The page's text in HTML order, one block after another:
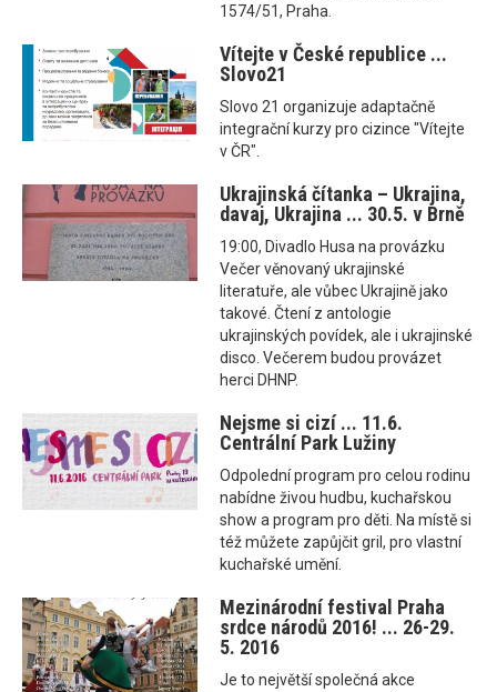
1574/51, Praha.
Vítejte v České republice ...
Slovo21
Slovo 21 organizuje adaptačně
integrační kurzy pro cizince "Vítejte
v ČR".
Ukrajinská čítanka – Ukrajina,
davaj, Ukrajina ... 30.5. v Brně
19:00, Divadlo Husa na provázku
Večer věnovaný ukrajinské
literatuře, ale vůbec Ukrajině jako
takové. Čtení z antologie
ukrajinských povídek, ale i ukrajinské
disco. Večerem budou provázet
herci DHNP.
Nejsme si cizí ... 11.6.
Centrální Park Lužiny
Odpolední program pro celou rodinu
nabídne živou hudbu, kuchařskou
show a program pro děti. Na místě si
též můžete zapůjčit gril, pro vlastní
kuchařské umění.
Mezinárodní festival Praha
srdce národů 2016! ... 26-29.
5. 2016
Je to největší společná akce